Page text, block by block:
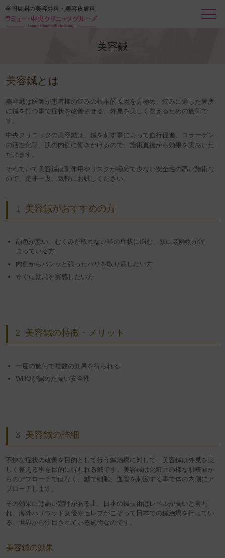
全国展開の美容外科・美容皮膚科
美容鍼
美容鍼とは
美容鍼は医師が患者様の悩みの根本的原因を見極め、悩みに適した箇所
に鍼を打つ事で症状を改善させる、外見を美しく整えるための施術で
す。
中央クリニックの美容鍼は、鍼を刺す事によって血行促進、コラーゲン
の活性化等、肌の内側に働きかけるので、施術直後から効果を実感いた
だけます。
それでいて美容鍼は副作用やリスクが極めて少ない安全性の高い施術な
ので、是非一度、気軽にお試しください。
1 美容鍼がおすすめの方
顔色が悪い、むくみが取れない等の症状に悩む、顔に老廃物が溜
まっている方
内側からパンッと張ったハリを取り戻したい方
すぐに効果を実感したい方
2 美容鍼の特徴・メリット
一度の施術で複数の効果を得られる
WHOが認めた高い安全性
3 美容鍼の詳細
不快な症状の改善を目的として行う鍼治療に対して、美容鍼は外見を美
しく整える事を目的に行われる鍼です。美容鍼は化粧品の様な肌表面か
らのアプローチではなく、鍼で細胞、血管を刺激する事で体の内側にア
プローチします。
その効果には高い定評がある上、日本の鍼技術はレベルが高いと言わ
れ、海外ハリウッド女優やセレブがこぞって日本での鍼治療を行ってい
る、世界から注目されている施術なのです。
美容鍼の効果